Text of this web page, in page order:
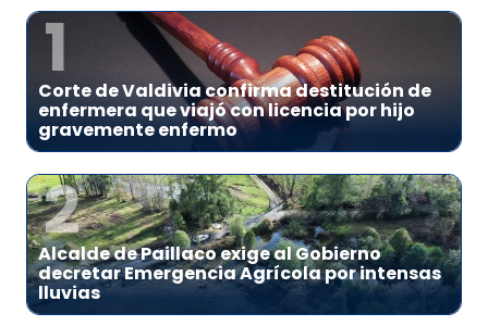
1
Corte de Valdivia confirma destitución de
enfermera que viajó con licencia por hijo
gravemente enfermo
2
Alcalde de Paillaco exige al Gobierno
decretar Emergencia Agrícola por intensas
lluvias